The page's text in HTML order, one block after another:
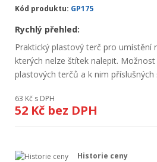
Kód produktu: GP175
Rychlý přehled:
Praktický plastový terč pro
kterých nelze štítek nalepit.
plastových terčů a k nim
63 Kč s DPH
52 Kč bez DPH
Historie ceny